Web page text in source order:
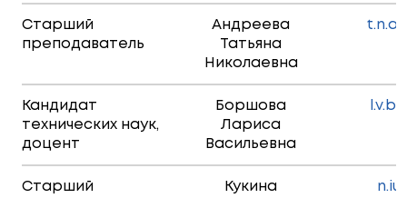
Старший
преподаватель
Андреева
Татьяна
Николаевна
Кандидат
технических наук,
доцент
Боршова
Лариса
Васильевна
Старший
Кукина